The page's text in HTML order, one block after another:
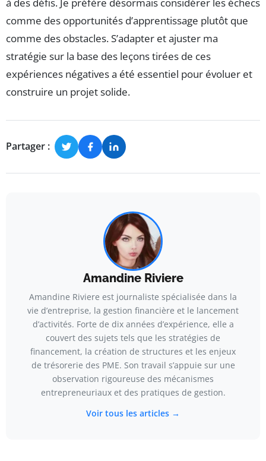
comme des opportunités d’apprentissage plutôt que
comme des obstacles. S’adapter et ajuster ma
stratégie sur la base des leçons tirées de ces
expériences négatives a été essentiel pour évoluer et
construire un projet solide.
Partager :
Amandine Riviere
Amandine Riviere est journaliste spécialisée dans la
vie d’entreprise, la gestion financière et le lancement
d’activités. Forte de dix années d’expérience, elle a
couvert des sujets tels que les stratégies de
financement, la création de structures et les enjeux
de trésorerie des PME. Son travail s’appuie sur une
observation rigoureuse des mécanismes
entrepreneuriaux et des pratiques de gestion.
Voir tous les articles →